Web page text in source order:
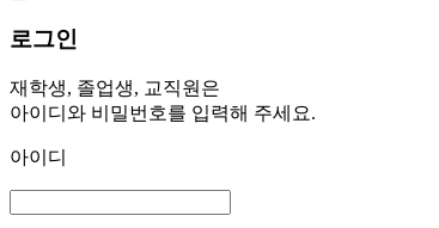
로그인
재학생, 졸업생, 교직원은
아이디와 비밀번호를 입력해 주세요.
아이디